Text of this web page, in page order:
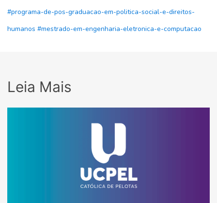
#programa-de-pos-graduacao-em-politica-social-e-direitos-
humanos #mestrado-em-engenharia-eletronica-e-computacao
Leia Mais